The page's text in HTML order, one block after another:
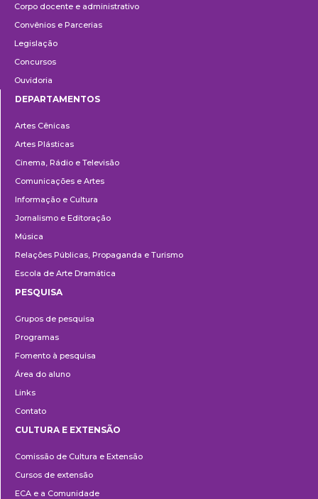
Corpo docente e administrativo
Convênios e Parcerias
Legislação
Concursos
Ouvidoria
DEPARTAMENTOS
Artes Cênicas
Artes Plásticas
Cinema, Rádio e Televisão
Comunicações e Artes
Informação e Cultura
Jornalismo e Editoração
Música
Relações Públicas, Propaganda e Turismo
Escola de Arte Dramática
PESQUISA
Grupos de pesquisa
Programas
Fomento à pesquisa
Área do aluno
Links
Contato
e
Extensão
CULTURA E EXTENSÃO
Comissão de Cultura e Extensão
Cursos de extensão
ECA e a Comunidade